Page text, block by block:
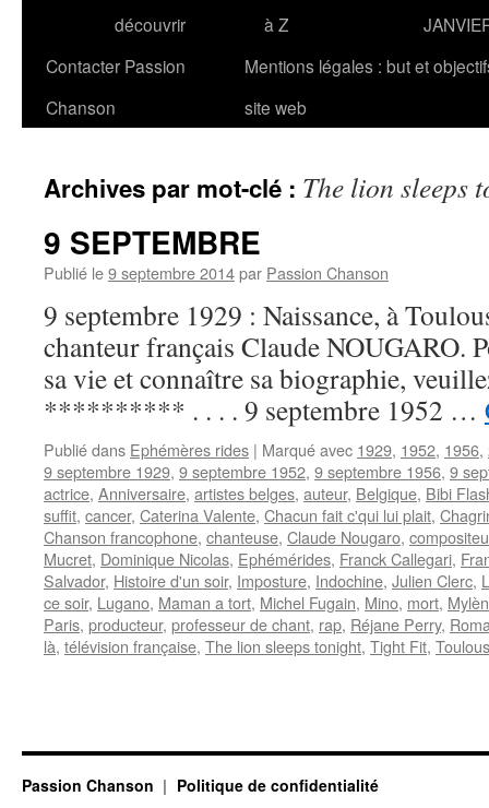
découvrir
à Z
Contacter Passion
Chanson
Mentions légales : but et
site web
Archives par mot-clé : The lion sleeps
9 SEPTEMBRE
Publié le9 septembre 2014par Passion Chanson
9 septembre 1929 : Naissance, à
chanteur français Claude NOUGARO.
sa vie et connaître sa biographie,
********** . . . . 9 septembre 1952 …
Publié dans Ephémères rides | Marqué avec 1929, 1952, 1956,
9 septembre 1929, 9 septembre 1952, 9 septembre 1956, 9
actrice, Anniversaire, artistes belges, auteur, Belgique, Bibi
suffit, cancer, Caterina Valente, Chacun fait c'qui lui plait,
Chanson francophone, chanteuse, Claude Nougaro,
Mucret, Dominique Nicolas, Ephémérides, Franck Callegari,
Salvador, Histoire d'un soir, Imposture, Indochine, Julien Clerc,
ce soir, Lugano, Maman a tort, Michel Fugain, Mino, mort,
Paris, producteur, professeur de chant, rap, Réjane Perry,
là, télévision française, The lion sleeps tonight, Tight Fit,
Passion Chanson Politique de confidentialité